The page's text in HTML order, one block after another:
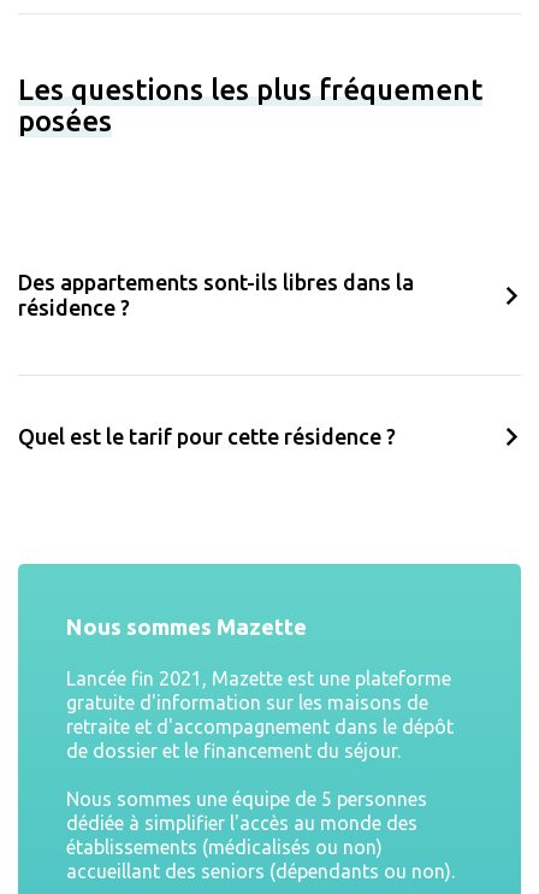
Les questions les plus fréquement
posées
Des appartements sont-ils libres dans la
résidence ?
Quel est le tarif pour cette résidence ?
Nous sommes Mazette
Lancée fin 2021, Mazette est une plateforme
gratuite d'information sur les maisons de
retraite et d'accompagnement dans le dépôt
de dossier et le financement du séjour.
Nous sommes une équipe de 5 personnes
dédiée à simplifier l'accès au monde des
établissements (médicalisés ou non)
accueillant des seniors (dépendants ou non).